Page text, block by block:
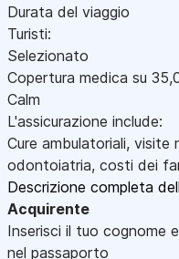
Durata del viaggio
Turisti:
Selezionato
Copertura medica su
Calm
L'assicurazione include:
Cure ambulatoriali, visite
odontoiatria, costi dei
Descrizione completa
Acquirente
Inserisci il tuo cognome
nel passaporto